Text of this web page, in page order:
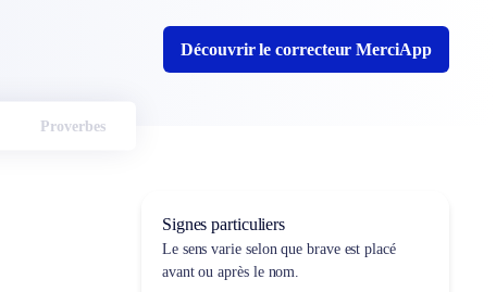
Découvrir le correcteur MerciApp
Proverbes
Signes particuliers
Le sens varie selon quebraveest placé
avant ou après le nom.